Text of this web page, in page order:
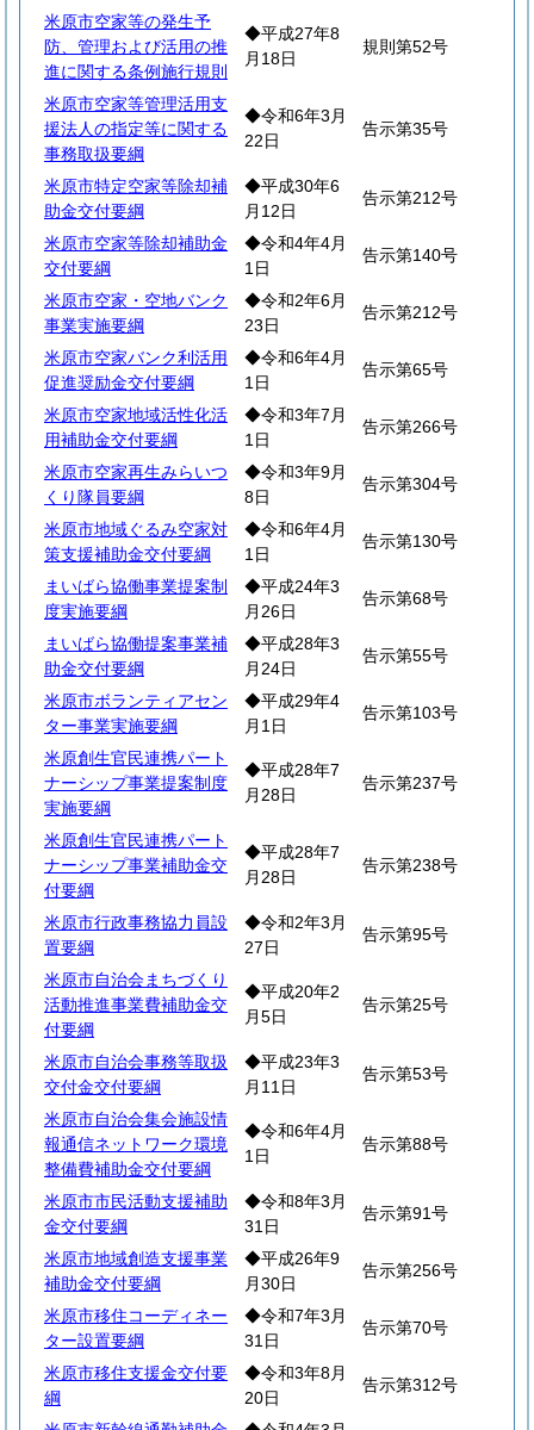
米原市空家等の発生予
防、管理および活用の推
進に関する条例施行規則
◆平成27年8
月18日
規則第52号
米原市空家等管理活用支
援法人の指定等に関する
事務取扱要綱
◆令和6年3月
22日
告示第35号
米原市特定空家等除却補
助金交付要綱
◆平成30年6
月12日
告示第212号
米原市空家等除却補助金
交付要綱
◆令和4年4月
1日
告示第140号
米原市空家・空地バンク
事業実施要綱
◆令和2年6月
23日
告示第212号
米原市空家バンク利活用
促進奨励金交付要綱
◆令和6年4月
1日
告示第65号
米原市空家地域活性化活
用補助金交付要綱
◆令和3年7月
1日
告示第266号
米原市空家再生みらいつ
くり隊員要綱
◆令和3年9月
8日
告示第304号
米原市地域ぐるみ空家対
策支援補助金交付要綱
◆令和6年4月
1日
告示第130号
まいばら協働事業提案制
度実施要綱
◆平成24年3
月26日
告示第68号
まいばら協働提案事業補
助金交付要綱
◆平成28年3
月24日
告示第55号
米原市ボランティアセン
ター事業実施要綱
◆平成29年4
月1日
告示第103号
米原創生官民連携パート
ナーシップ事業提案制度
実施要綱
◆平成28年7
月28日
告示第237号
米原創生官民連携パート
ナーシップ事業補助金交
付要綱
◆平成28年7
月28日
告示第238号
米原市行政事務協力員設
置要綱
◆令和2年3月
27日
告示第95号
米原市自治会まちづくり
活動推進事業費補助金交
付要綱
◆平成20年2
月5日
告示第25号
米原市自治会事務等取扱
交付金交付要綱
◆平成23年3
月11日
告示第53号
米原市自治会集会施設情
報通信ネットワーク環境
整備費補助金交付要綱
◆令和6年4月
1日
告示第88号
米原市市民活動支援補助
金交付要綱
◆令和8年3月
31日
告示第91号
米原市地域創造支援事業
補助金交付要綱
◆平成26年9
月30日
告示第256号
米原市移住コーディネー
ター設置要綱
◆令和7年3月
31日
告示第70号
米原市移住支援金交付要
綱
◆令和3年8月
20日
告示第312号